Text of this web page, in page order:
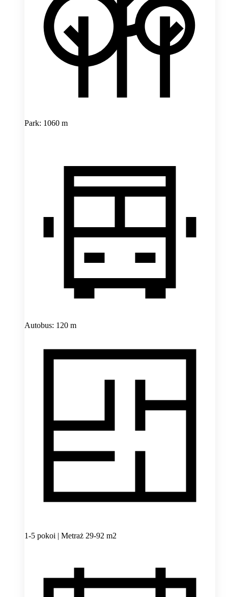
Park: 1060 m
Autobus: 120 m
1-5 pokoi | Metraż 29-92 m2